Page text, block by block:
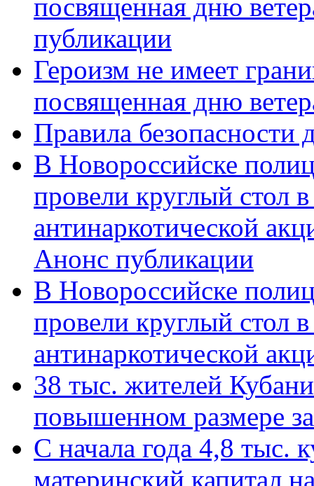
посвященная дню
публикации
Героизм не имеет
посвященная дню
Правила безопасности
В Новороссийске
провели круглый стол
антинаркотической
Анонс публикации
В Новороссийске
провели круглый стол
антинаркотической
38 тыс. жителей
повышенном размере
С начала года 4,8 тыс.
материнский капитал